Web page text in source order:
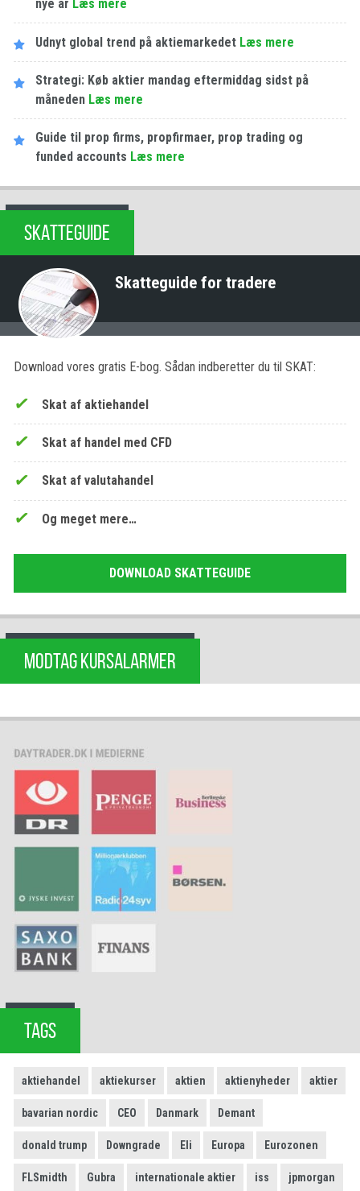
nye år Læs mere
Udnyt global trend på aktiemarkedet Læs mere
Strategi: Køb aktier mandag eftermiddag sidst på
måneden Læs mere
Guide til prop firms, propfirmaer, prop trading og
funded accounts Læs mere
SKATTEGUIDE
Skatteguide for tradere
Download vores gratis E-bog. Sådan indberetter du til SKAT:
Skat af aktiehandel
Skat af handel med CFD
Skat af valutahandel
Og meget mere…
DOWNLOAD SKATTEGUIDE
MODTAG KURSALARMER
TAGS
aktiehandel aktiekurser aktien aktienyheder aktier
bavarian nordic CEO Danmark Demant
donald trump Downgrade Eli Europa Eurozonen
FLSmidth Gubra internationale aktier iss jpmorgan